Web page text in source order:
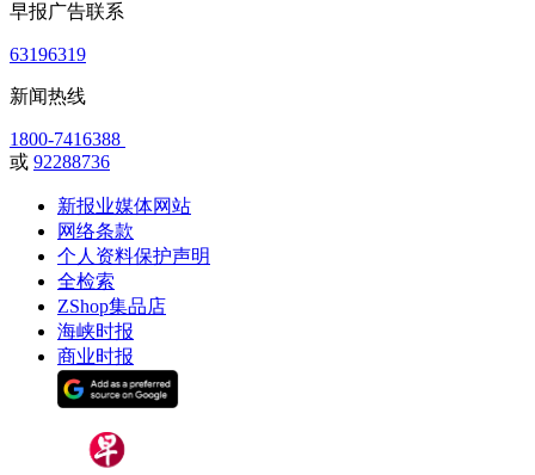
早报广告联系
63196319
新闻热线
1800-7416388
或 92288736
新报业媒体网站
网络条款
个人资料保护声明
全检索
ZShop集品店
海峡时报
商业时报